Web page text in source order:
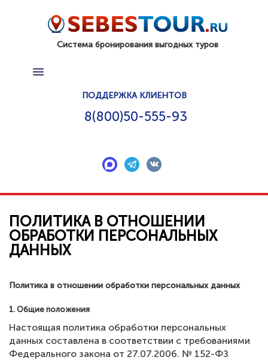
Система бронирования выгодных туров
ПОИСК ТУРА
ГОРЯЩИЕ ТУРЫ
КОНТАКТЫ
ДОП. УСЛУГИ
ПОДАРОЧНЫЙ СЕРТИФИКАТ
СТРАНЫ
ЧАВО
ПОДДЕРЖКА КЛИЕНТОВ
8(800)50-555-93
ПОЛИТИКА В ОТНОШЕНИИ
ОБРАБОТКИ ПЕРСОНАЛЬНЫХ
ДАННЫХ
Политика в отношении обработки персональных данных
1. Общие положения
Настоящая политика обработки персональных
данных составлена в соответствии с требованиями
Федерального закона от 27.07.2006. № 152-ФЗ